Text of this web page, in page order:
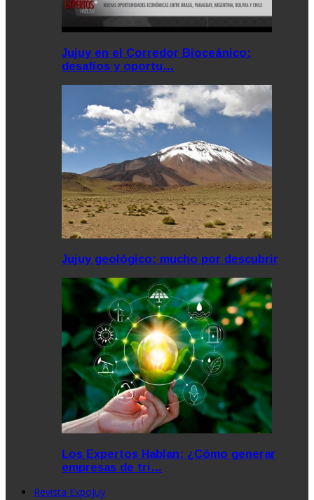
Jujuy en el Corredor Bioceánico:
desafíos y oportu…
Jujuy geológico: mucho por descubrir
Los Expertos Hablan: ¿Cómo generar
empresas de tri…
Revista ExpoJuy